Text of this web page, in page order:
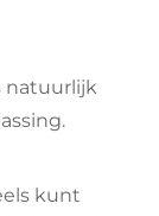
natuurlijk
kunt